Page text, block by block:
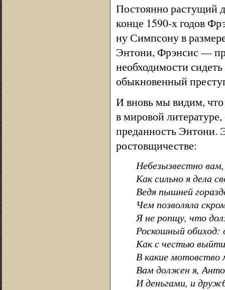
Постоянно растущий
конце 1590-х годов
ну Симпсону в
Энтони, Фрэнсис —
необходимости
обыкновенный
И вновь мы видим,
в мировой
преданность Энтони.
ростовщичестве:
Небезызвестно
Как сильно я дела
Ведя пышней
Чем позволяла
Я не ропщу, что
Роскошный
Как с честью
В какие мотовство
Вам должен я,
И деньгами, и